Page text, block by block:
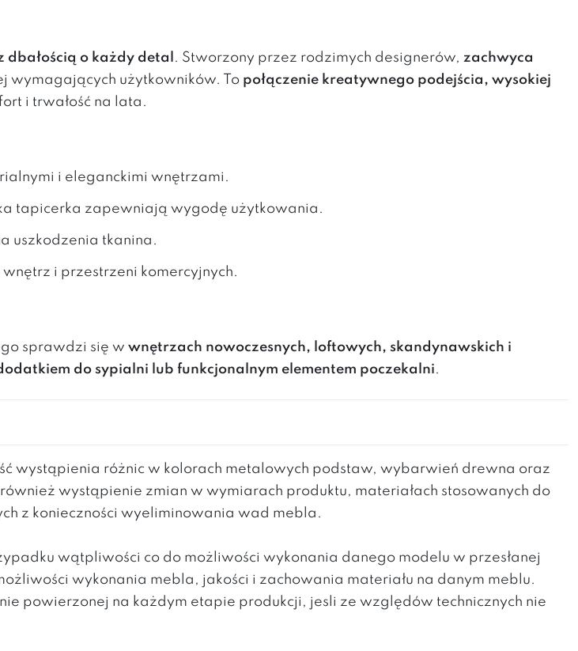
dbałością o każdy detal . Stworzony przez rodzimych designerów, zachwyca
wymagających użytkowników. To połączenie kreatywnego podejścia, wysokiej
i trwałość na lata.
i eleganckimi wnętrzami.
tapicerka zapewniają wygodę użytkowania.
uszkodzenia tkanina.
i przestrzeni komercyjnych.
sprawdzi się w wnętrzach nowoczesnych, loftowych, skandynawskich i
do sypialni lub funkcjonalnym elementem poczekalni.
wystąpienia różnic w kolorach metalowych podstaw, wybarwień drewna oraz
wystąpienie zmian w wymiarach produktu, materiałach stosowanych do
z konieczności wyeliminowania wad mebla.
wątpliwości co do możliwości wykonania danego modelu w przesłanej
wykonania mebla, jakości i zachowania materiału na danym meblu.
powierzonej na każdym etapie produkcji, jesli ze względów technicznych nie